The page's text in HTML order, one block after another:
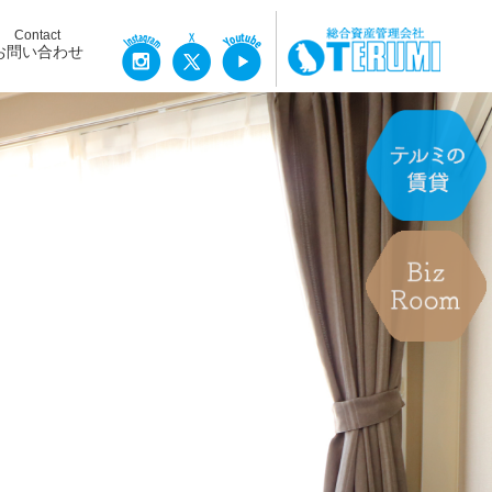
Contact
問い合わせ